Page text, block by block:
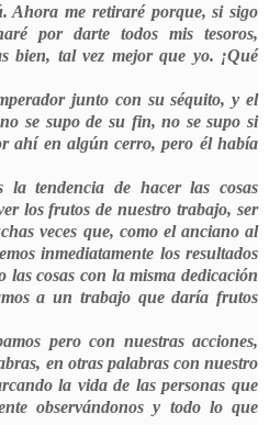
Ahora me retiraré porque, si sigo
por darte todos mis tesoros,
bien, tal vez mejor que yo. ¡Qué
junto con su séquito, y el
se supo de su fin, no se supo si
ahí en algún cerro, pero él había
la tendencia de hacer las cosas
los frutos de nuestro trabajo, ser
veces que, como el anciano al
inmediatamente los resultados
las cosas con la misma dedicación
a un trabajo que daría frutos
pero con nuestras acciones,
en otras palabras con nuestro
la vida de las personas que
observándonos y todo lo que